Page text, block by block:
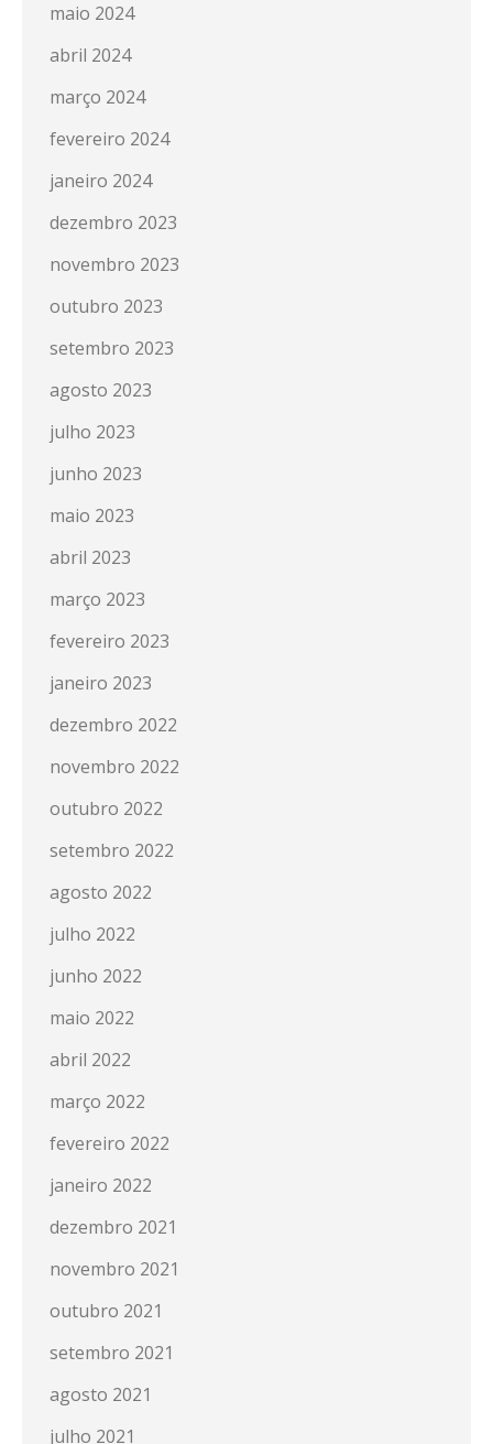
maio 2024
abril 2024
março 2024
fevereiro 2024
janeiro 2024
dezembro 2023
novembro 2023
outubro 2023
setembro 2023
agosto 2023
julho 2023
junho 2023
maio 2023
abril 2023
março 2023
fevereiro 2023
janeiro 2023
dezembro 2022
novembro 2022
outubro 2022
setembro 2022
agosto 2022
julho 2022
junho 2022
maio 2022
abril 2022
março 2022
fevereiro 2022
janeiro 2022
dezembro 2021
novembro 2021
outubro 2021
setembro 2021
agosto 2021
julho 2021